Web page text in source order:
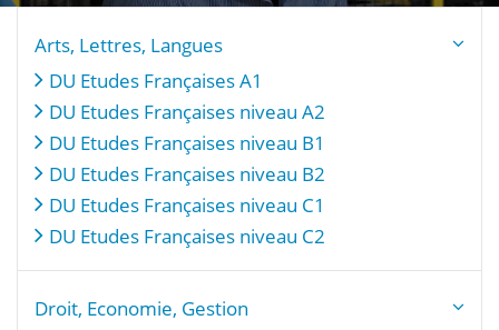
Arts, Lettres, Langues
DU Etudes Françaises A1
DU Etudes Françaises niveau A2
DU Etudes Françaises niveau B1
DU Etudes Françaises niveau B2
DU Etudes Françaises niveau C1
DU Etudes Françaises niveau C2
Droit, Economie, Gestion